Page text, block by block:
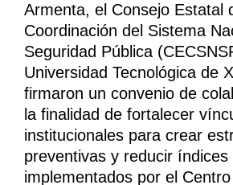
Armenta, el Consejo Estatal
Coordinación del Sistema
Seguridad Pública
Universidad Tecnológica de
firmaron un convenio de
la finalidad de fortalecer
institucionales para crear
preventivas y reducir índices
implementados por el